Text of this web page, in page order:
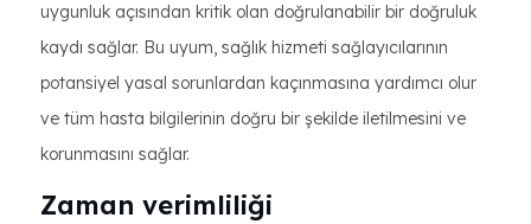
uygunluk açısından kritik olan doğrulanabilir bir doğruluk
kaydı sağlar. Bu uyum, sağlık hizmeti sağlayıcılarının
potansiyel yasal sorunlardan kaçınmasına yardımcı olur
ve tüm hasta bilgilerinin doğru bir şekilde iletilmesini ve
korunmasını sağlar.
Zaman verimliliği